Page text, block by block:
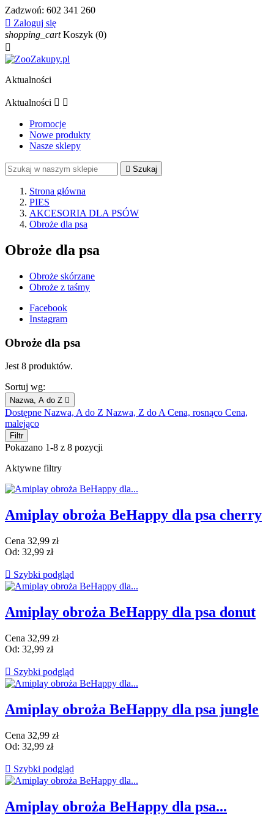
Zadzwoń: 602 341 260
 Zaloguj się
shopping_cart Koszyk (0)

Aktualności
Aktualności  
Promocje
Nowe produkty
Nasze sklepy
 Szukaj
Strona główna
PIES
AKCESORIA DLA PSÓW
Obroże dla psa
Obroże dla psa
Obroże skórzane
Obroże z taśmy
Facebook
Instagram
Obroże dla psa
Jest 8 produktów.
Sortuj wg:
Nazwa, A do Z 
Dostępne Nazwa, A do Z Nazwa, Z do A Cena, rosnąco Cena,
malejąco
Filtr
Pokazano 1-8 z 8 pozycji
Aktywne filtry
Amiplay obroża BeHappy dla psa cherry
Cena 32,99 zł
Od: 32,99 zł
 Szybki podgląd
Amiplay obroża BeHappy dla psa donut
Cena 32,99 zł
Od: 32,99 zł
 Szybki podgląd
Amiplay obroża BeHappy dla psa jungle
Cena 32,99 zł
Od: 32,99 zł
 Szybki podgląd
Amiplay obroża BeHappy dla psa...